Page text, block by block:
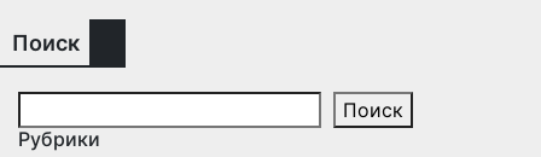
Поиск
Поиск
Рубрики